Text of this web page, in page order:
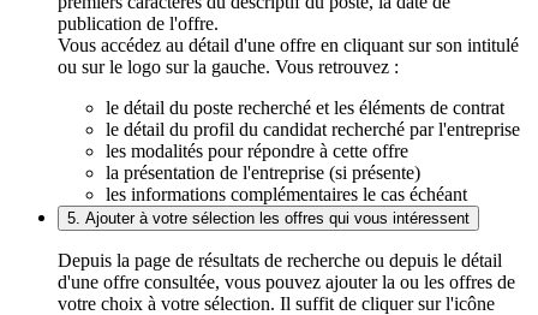
publication de l'offre.
Vous accédez au détail d'une offre en cliquant sur son intitulé
ou sur le logo sur la gauche. Vous retrouvez :
le détail du poste recherché et les éléments de contrat
le détail du profil du candidat recherché par l'entreprise
les modalités pour répondre à cette offre
la présentation de l'entreprise (si présente)
les informations complémentaires le cas échéant
5. Ajouter à votre sélection les offres qui vous intéressent
Depuis la page de résultats de recherche ou depuis le détail
d'une offre consultée, vous pouvez ajouter la ou les offres de
votre choix à votre sélection. Il suffit de cliquer sur l'icône